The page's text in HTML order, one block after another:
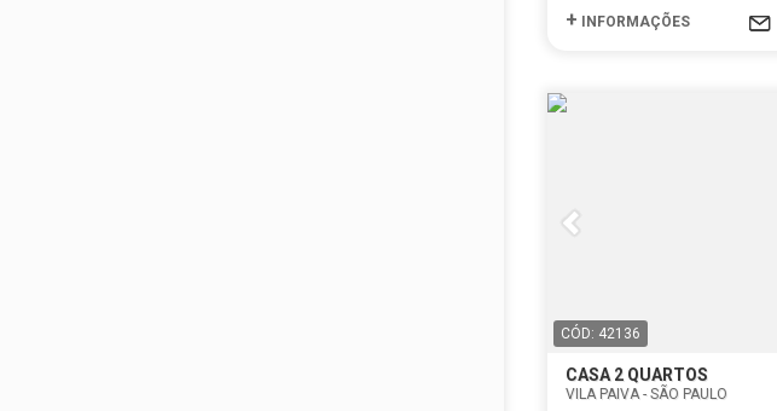
+ INFORMAÇÕES
CÓD: 42136
CASA 2 QUARTOS
VILA PAIVA - SÃO PAULO